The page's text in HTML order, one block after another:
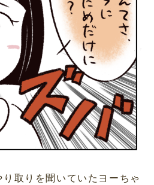
取りを聞いていたヨーちゃ